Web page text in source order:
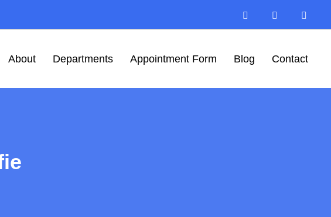
About Departments Appointment Form Blog Contact